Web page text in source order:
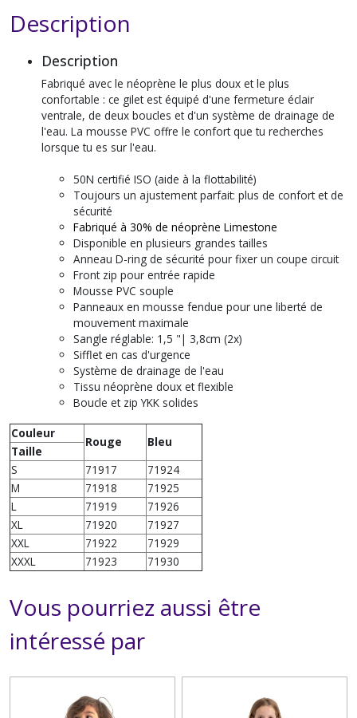
Description
Description
Fabriqué avec le néoprène le plus doux et le plus
confortable : ce gilet est équipé d'une fermeture éclair
ventrale, de deux boucles et d'un système de drainage de
l'eau. La mousse PVC offre le confort que tu recherches
lorsque tu es sur l'eau.
50N certifié ISO (aide à la flottabilité)
Toujours un ajustement parfait: plus de confort et de
sécurité
Fabriqué à 30% de néoprène Limestone
Disponible en plusieurs grandes tailles
Anneau D-ring de sécurité pour fixer un coupe circuit
Front zip pour entrée rapide
Mousse PVC souple
Panneaux en mousse fendue pour une liberté de
mouvement maximale
Sangle réglable: 1,5 "| 3,8cm (2x)
Sifflet en cas d'urgence
Système de drainage de l'eau
Tissu néoprène doux et flexible
Boucle et zip YKK solides
Couleur
Rouge Bleu
Taille
S
71917
71924
M
71918
71925
L
71919
71926
XL
71920
71927
XXL
71922
71929
XXXL
71923 71930
Vous pourriez aussi être
intéressé par